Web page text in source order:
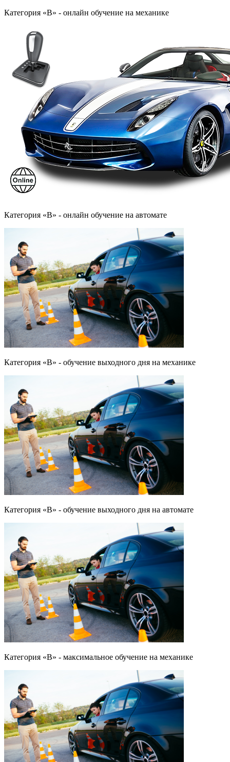
Категория «B» - онлайн обучение на механике
Категория «B» - онлайн обучение на автомате
Категория «B» - обучение выходного дня на механике
Категория «B» - обучение выходного дня на автомате
Категория «B» - максимальное обучение на механике